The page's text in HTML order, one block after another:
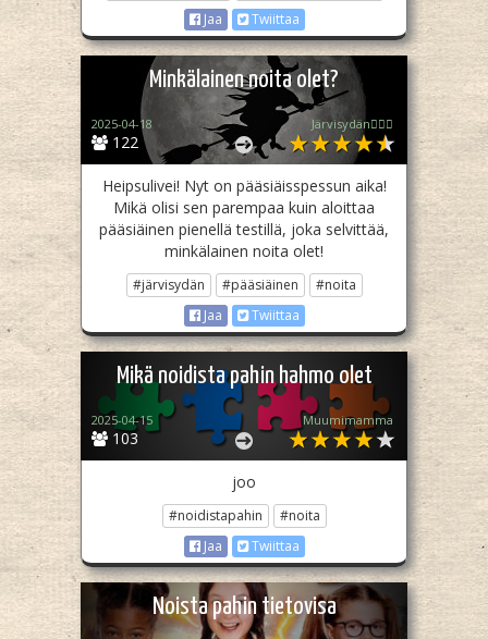
Jaa Twiittaa
Minkälainen noita olet?
122
2025-04-18 Järvisydän❤️‍🔥🌊
Heipsulivei! Nyt on pääsiäisspessun aika!
Mikä olisi sen parempaa kuin aloittaa
pääsiäinen pienellä testillä, joka selvittää,
minkälainen noita olet!
#järvisydän #pääsiäinen
#noita
Jaa
Twiittaa
Mikä noidista pahin hahmo olet
103
2025-04-15 Muumimamma
joo
#noidistapahin
#noita
Jaa
Twiittaa
Noista pahin tietovisa